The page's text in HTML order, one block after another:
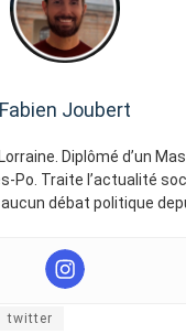
Fabien Joubert
Diplômé d’un
Po. Traite l’actualité
débat politique
twitter